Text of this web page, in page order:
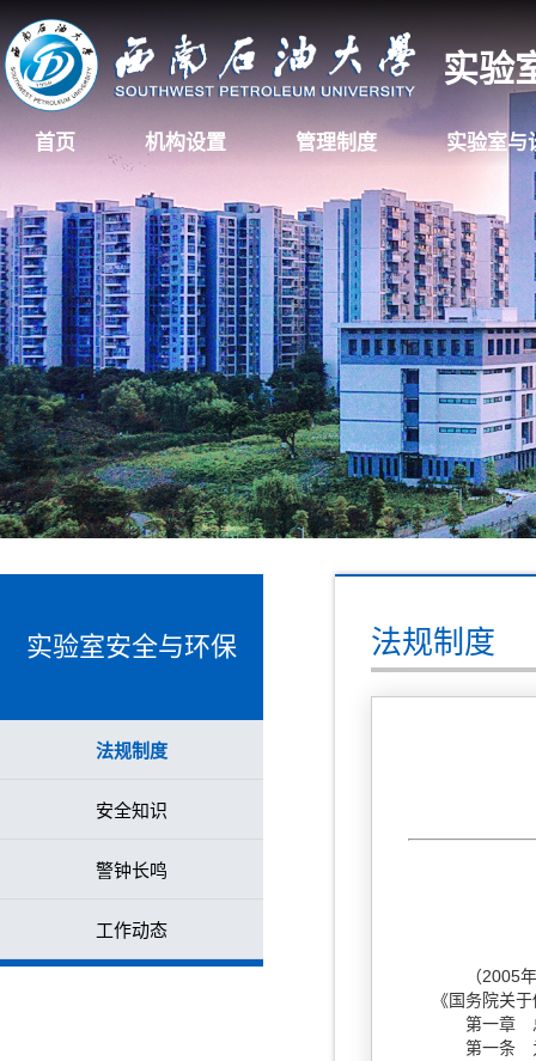
实验
首页 机构设置 管理制度 实验室与
实验室安全与环保
法规制度
安全知识
警钟长鸣
工作动态
法规制度
（2005年
《国务院关
第一章
第一条